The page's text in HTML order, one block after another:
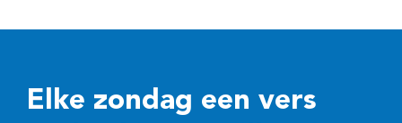
Elke zondag een vers